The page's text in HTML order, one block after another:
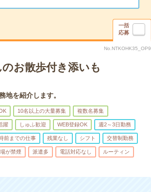
一括
応募
No.NTKOHK35_OP9
お散歩付き添いも
を紹介します。
10名以上の大量募集 複数名募集
躍 しゅふ歓迎 WEB登録OK 週2～3日勤務
前までの仕事 残業なし シフト 交替制勤務
が禁煙 派遣多 電話対応なし ルーティン